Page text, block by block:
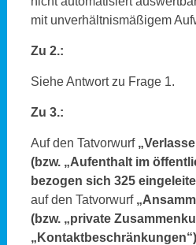
mit unverhältnismäßigem
Zu 2.:
Siehe Antwort zu Frage 1.
Zu 3.:
Auf den Tatvorwurf
(bzw. „Aufenthalt im
bezogen sich 325
auf den Tatvorwurf
(bzw. „private